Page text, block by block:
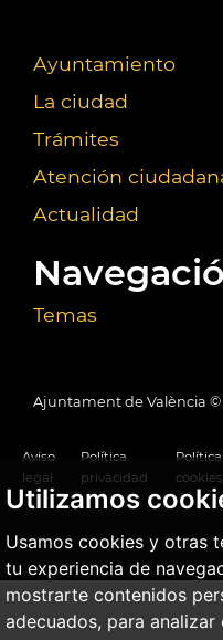
Utilizamos
Usamos cookies y otras
tu experiencia de
mostrarte contenidos
adecuados, para
Ayuntamiento
La ciudad
Trámites
Atención
Actualidad
Temas
Ajuntament de València ©
Aviso
legal
Política
privacidad
cookies